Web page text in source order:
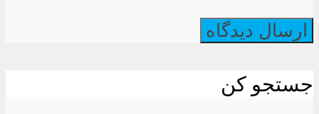
جستجو کن